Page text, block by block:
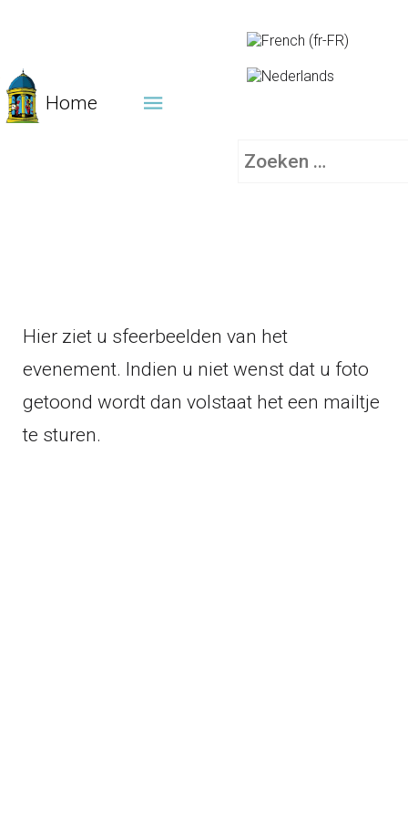
Home
Zoeken
Hier ziet u sfeerbeelden van het
evenement. Indien u niet wenst dat u foto
getoond wordt dan volstaat het een mailtje
te sturen.